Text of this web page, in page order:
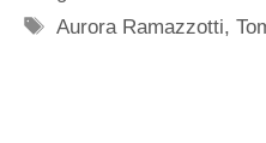
Tag
Aurora Ramazzotti,